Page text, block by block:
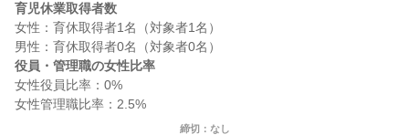
育児休業取得者数
女性：育休取得者1名（対象者1名）
役員・管理職の女性比率
女性役員比率：0%
締切：なし